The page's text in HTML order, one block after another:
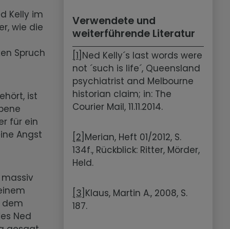
Kelly im
wie die
Spruch
ist
für ein
Angst
dem
Ned
Verwendete und
weiterführende Literatur
[1] Ned Kelly´s last words were
not ´such is life´, Queensland
psychiatrist and Melbourne
historian claim; in: The
Courier Mail, 11.11.2014.
[2] Merian, Heft 01/2012, S.
134f., Rückblick: Ritter, Mörder,
Held.
[3] Klaus, Martin A., 2008, S.
187.